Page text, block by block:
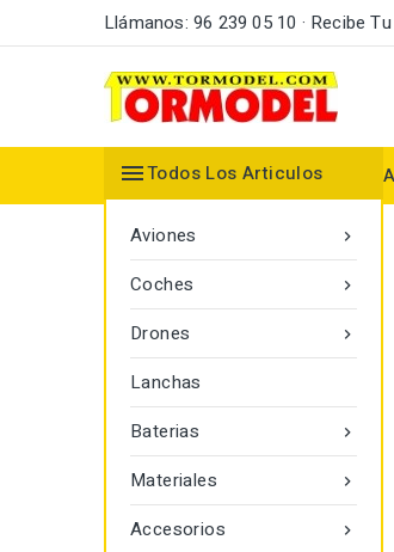
Llámanos: 96 239 05 10 · Recibe
Todos Los Articulos

Aviones

Coches

Drones
Lanchas

Baterias

Materiales

Accesorios